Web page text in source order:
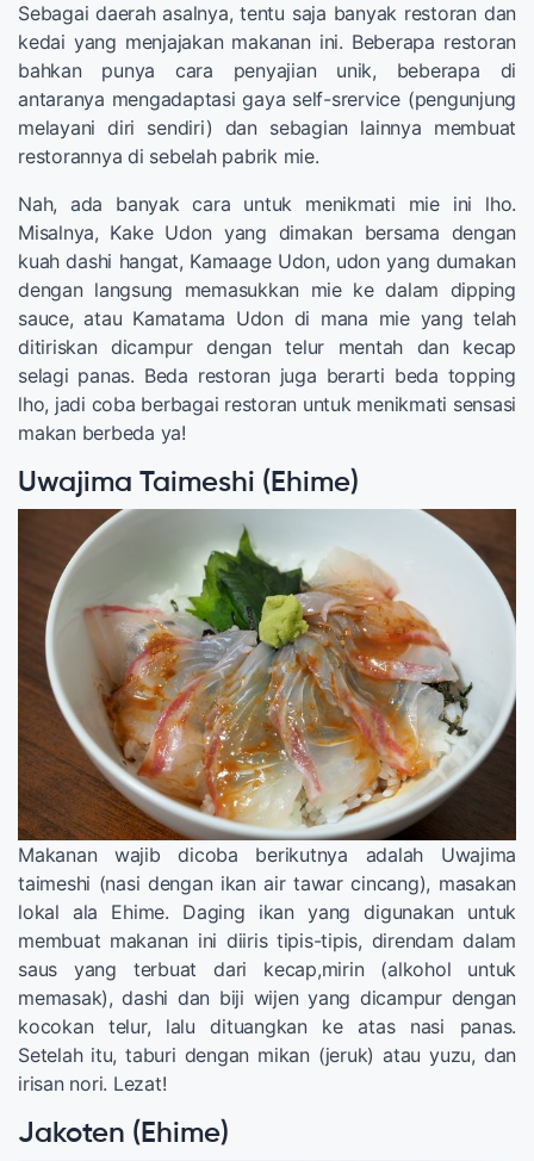
Sebagai daerah asalnya, tentu saja banyak restoran dan
kedai yang menjajakan makanan ini. Beberapa restoran
bahkan punya cara penyajian unik, beberapa di
antaranya mengadaptasi gaya self-srervice (pengunjung
melayani diri sendiri) dan sebagian lainnya membuat
restorannya di sebelah pabrik mie.
Nah, ada banyak cara untuk menikmati mie ini lho.
Misalnya, Kake Udon yang dimakan bersama dengan
kuah dashi hangat, Kamaage Udon, udon yang dumakan
dengan langsung memasukkan mie ke dalam dipping
sauce, atau Kamatama Udon di mana mie yang telah
ditiriskan dicampur dengan telur mentah dan kecap
selagi panas. Beda restoran juga berarti beda topping
lho, jadi coba berbagai restoran untuk menikmati sensasi
makan berbeda ya!
Uwajima Taimeshi (Ehime)
Makanan wajib dicoba berikutnya adalah Uwajima
taimeshi (nasi dengan ikan air tawar cincang), masakan
lokal ala Ehime. Daging ikan yang digunakan untuk
membuat makanan ini diiris tipis-tipis, direndam dalam
saus yang terbuat dari kecap,mirin (alkohol untuk
memasak), dashi dan biji wijen yang dicampur dengan
kocokan telur, lalu dituangkan ke atas nasi panas.
Setelah itu, taburi dengan mikan (jeruk) atau yuzu, dan
irisan nori. Lezat!
Jakoten (Ehime)